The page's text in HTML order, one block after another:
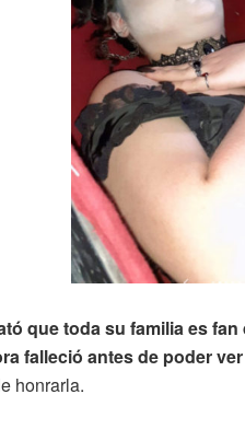
que toda su familia es
falleció antes de poder
honrarla.